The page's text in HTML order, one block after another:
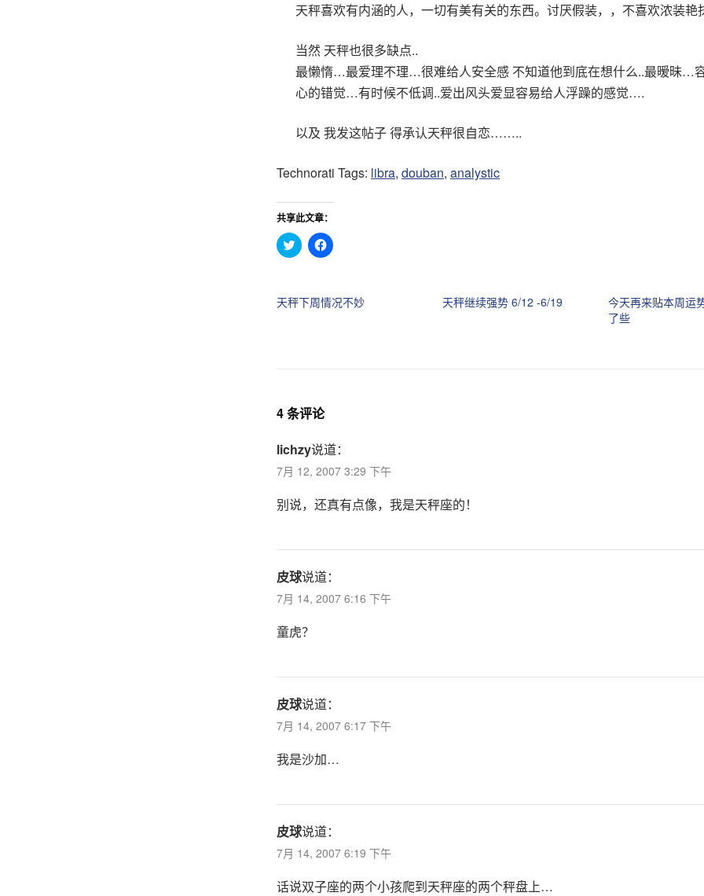
天秤喜欢有内涵的人，一切有美有关的东西。讨厌假装，，不喜欢浓装艳
当然 天秤也很多缺点..
最懒惰…最爱理不理…很难给人安全感 不知道他到底在想什么..最暧昧…
心的错觉…有时候不低调..爱出风头爱显容易给人浮躁的感觉….
以及 我发这帖子 得承认天秤很自恋……..
Technorati Tags: libra, douban, analystic
共享此文章：
点
击
w
口
中
）
点
击
F
a
开
）
天秤下周情况不妙 天秤继续强势 6/12 -6/19
今天再来贴本周运
了些
4 条评论
lichzy说道：
7月 12, 2007 3:29 下午
别说，还真有点像，我是天秤座的！
皮球说道：
7月 14, 2007 6:16 下午
童虎？
皮球说道：
7月 14, 2007 6:17 下午
我是沙加…
皮球说道：
7月 14, 2007 6:19 下午
话说双子座的两个小孩爬到天秤座的两个秤盘上…